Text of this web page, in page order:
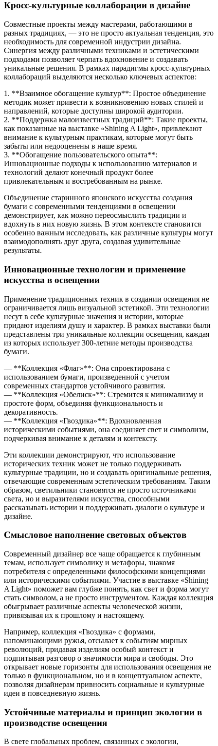
Кросс-культурные коллаборации в дизайне
Совместные проекты между мастерами, работающими в
разных традициях, — это не просто актуальная тенденция, это
необходимость для современной индустрии дизайна.
Синергия между различными техниками и эстетическими
подходами позволяет черпать вдохновение и создавать
уникальные решения. В рамках парадигмы кросс-культурных
коллабораций выделяются несколько ключевых аспектов:
1. **Взаимное обогащение культур**: Простое объединение
методик может привести к возникновению новых стилей и
направлений, которые доступны широкой аудитории.
2. **Поддержка малоизвестных традиций**: Такие проекты,
как показанные на выставке «Shining A Light», привлекают
внимание к культурным практикам, которые могут быть
забыты или недооценены в наше время.
3. **Обогащение пользовательского опыта**:
Инновационные подходы к использованию материалов и
технологий делают конечный продукт более
привлекательным и востребованным на рынке.
Объединение старинного японского искусства создания
бумаги с современными тенденциями в освещении
демонстрирует, как можно переосмыслить традиции и
вдохнуть в них новую жизнь. В этом контексте становится
особенно важным исследовать, как различные культуры могут
взаимодополнять друг друга, создавая удивительные
результаты.
Инновационные технологии и применение
искусства в освещении
Применение традиционных техник в создании освещения не
ограничивается лишь визуальной эстетикой. Эти технологии
несут в себе культурные значения и истории, которые
придают изделиям душу и характер. В рамках выставки были
представлены три уникальные коллекции освещения, каждая
из которых использует 300-летние методы производства
бумаги.
— **Коллекция «Флаг»**: Она спроектирована с
использованием бумаги, произведенной с учетом
современных стандартов устойчивого развития.
— **Коллекция «Обелиск»**: Стремится к минимализму и
простоте форм, объединяя функциональность и
декоративность.
— **Коллекция «Гвоздика»**: Вдохновленная
историческими событиями, она соединяет свет и символизм,
подчеркивая внимание к деталям и контексту.
Эти коллекции демонстрируют, что использование
исторических техник может не только поддерживать
культурные традиции, но и создавать оригинальные решения,
отвечающие современным эстетическим требованиям. Таким
образом, светильники становятся не просто источниками
света, но и выразителями искусства, способными
рассказывать истории и поддерживать диалоги о культуре и
дизайне.
Смысловое наполнение световых объектов
Современный дизайнер все чаще обращается к глубинным
темам, использует символику и метафоры, знакомя
потребителя с определенными философскими концепциями
или историческими событиями. Участие в выставке «Shining
A Light» поможет вам глубже понять, как свет и форма могут
стать символом, а не просто инструментом. Каждая коллекция
обыгрывает различные аспекты человеческой жизни,
привязывая их к прошлому и настоящему.
Например, коллекция «Гвоздика» с формами,
напоминающими ружья, отсылает к событиям мирных
революций, придавая изделиям особый контекст и
подпитывая разговор о значимости мира и свободы. Это
открывает новые горизонты для использования освещения не
только в функциональном, но и в концептуальном аспекте,
позволяя дизайнерам привносить социальные и культурные
идеи в повседневную жизнь.
Устойчивые материалы и принцип экологии в
производстве освещения
В свете глобальных проблем, связанных с экологии,